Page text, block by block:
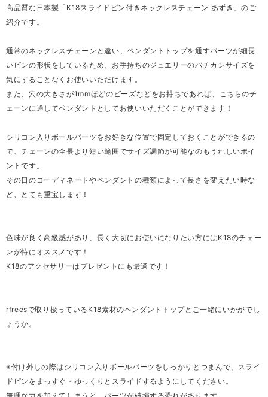
高品質な日本製「K18スライドピン付きネックレスチェーン あずき」のご
紹介です。
通常のネックレスチェーンと違い、ペンダントトップを通すパーツが細長
いピンの形状をしているため、お手持ちのジュエリーのバチカンサイズを
気にすることなくお使いいただけます。
また、穴の大きさが1mmほどのビーズなどをお持ちであれば、こちらのチ
ェーンに通してペンダントとしてお使いいただくことができます！
シリコン入りボールパーツをお好きな位置で固定しておくことができるの
で、チェーンの全長より短い範囲でサイズ調節が可能なのもうれしいポイ
ントです。
その日のコーディネートやペンダントの種類によって長さを変えたい時な
ど、とても重宝します！
色味が良く高級感があり、長く大切にお使いになりたい方にはK18のチェー
ンが特にオススメです！
K18のアクセサリーはプレゼントにも最適です！
rfreesで取り扱っているK18素材のペンダントトップとご一緒にいかがでし
ょうか。
※付け外しの際はシリコン入りボールパーツをしっかりとつまんで、スライ
ドピンをまっすぐ・ゆっくりとスライドするようにしてください。